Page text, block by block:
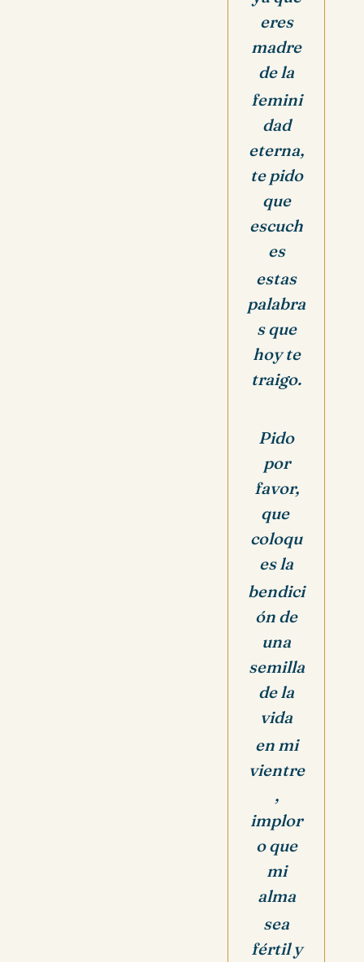
eres
madre
de la
femini
dad
eterna,
te pido
que
escuch
es
estas
palabra
s que
hoy te
traigo.
Pido
por
favor,
que
coloqu
esla
bendici
ón de
una
semilla
dela
vida
en mi
vientre
,
implor
o que
mi
alma
sea
fértil y